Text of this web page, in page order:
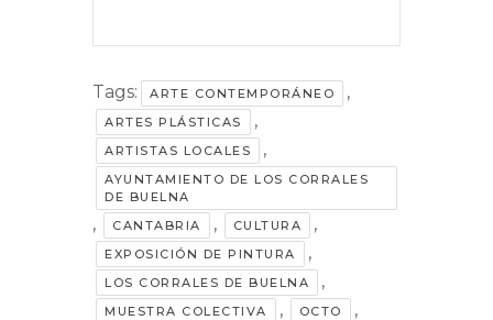
Tags: ARTE CONTEMPORÁNEO ,
ARTES PLÁSTICAS ,
ARTISTAS LOCALES ,
AYUNTAMIENTO DE LOS CORRALES
DE BUELNA
, CANTABRIA , CULTURA ,
EXPOSICIÓN DE PINTURA ,
LOS CORRALES DE BUELNA ,
MUESTRA COLECTIVA , OCTO ,